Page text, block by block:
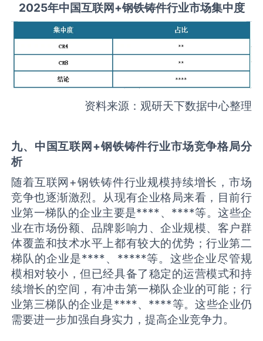
2025年中国互联网+钢铁铸件行业市场集中度
资料来源：观研天下数据中心整理
九、中国互联网+钢铁铸件行业市场竞争格局分
析
随着互联网+钢铁铸件行业规模持续增长，市场
竞争也逐渐激烈。从现有企业格局来看，目前行
业第一梯队的企业主要是****、****等。这些企
业在市场份额、品牌影响力、企业规模、客户群
体覆盖和技术水平上都有较大的优势；行业第二
梯队的企业是****、*****等。这些企业尽管规
模相对较小，但已经具备了稳定的运营模式和持
续增长的空间，有冲击第一梯队企业的可能；行
业第三梯队的企业是****、****等。这些企业仍
需要进一步加强自身实力，提高企业竞争力。